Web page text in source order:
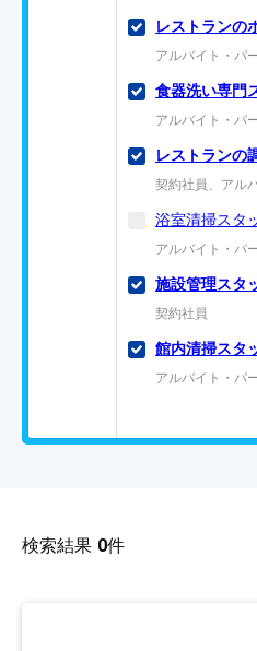
レストランの
アルバイト・パ
食器洗い専門
アルバイト・パ
レストランの
契約社員、アル
浴室清掃スタ
アルバイト・パ
施設管理スタ
契約社員
館内清掃スタ
アルバイト・パ
検索結果 0件